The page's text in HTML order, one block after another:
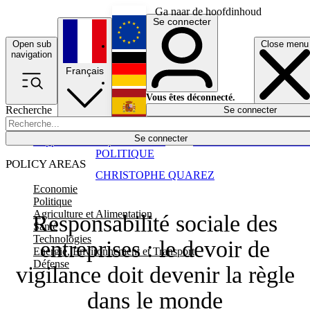
Ga naar de hoofdinhoud
Open sub
navigation
Close menu
Recherche
Se connecter
POLICY AREAS
Economie
Politique
Agriculture et Alimentation
Santé
Technologies
Energie, Environnement et Transport
Défense
Économie
Français
English
Deutsch
Español
Se connecter
Vous êtes déconnecté.
Se connecter
Responsabilité sociale des
entreprises : le devoir de
vigilance doit devenir la règle
dans le monde
CHRISTOPHE QUAREZ
POLITIQUE